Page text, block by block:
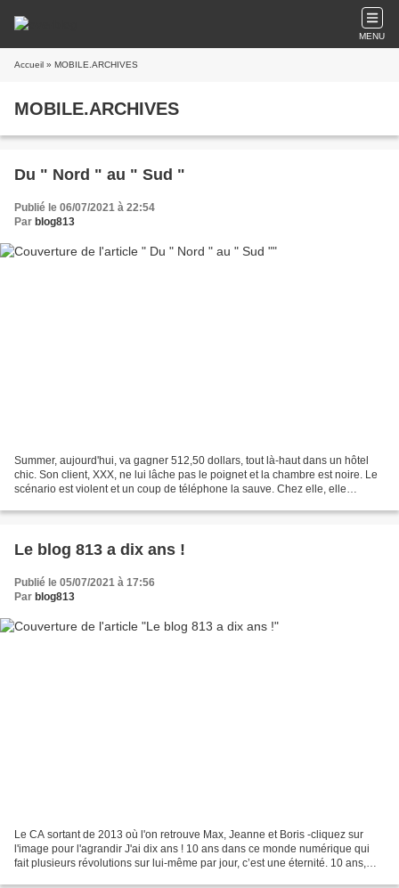
MENU
Accueil » MOBILE.ARCHIVES
MOBILE.ARCHIVES
Du " Nord " au " Sud "
Publié le 06/07/2021 à 22:54
Par blog813
Summer, aujourd'hui, va gagner 512,50 dollars, tout là-haut dans un hôtel
chic. Son client, XXX, ne lui lâche pas le poignet et la chambre est noire. Le
scénario est violent et un coup de téléphone la sauve. Chez elle, elle
Le blog 813 a dix ans !
Publié le 05/07/2021 à 17:56
Par blog813
Le CA sortant de 2013 où l'on retrouve Max, Jeanne et Boris -cliquez sur
l'image pour l'agrandir J'ai dix ans ! 10 ans dans ce monde numérique qui
fait plusieurs révolutions sur lui-même par jour, c’est une éternité. 10 ans,